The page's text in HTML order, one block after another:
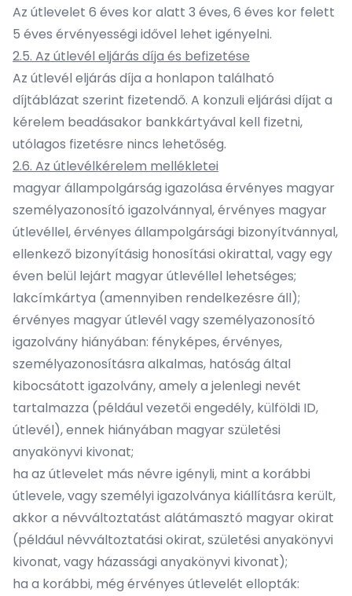
Az útlevelet 6 éves kor alatt 3 éves, 6 éves kor felett
5 éves érvényességi idővel lehet igényelni.
2.5. Az útlevél eljárás díja és befizetése
Az útlevél eljárás díja a honlapon található
díjtáblázat szerint fizetendő. A konzuli eljárási díjat a
kérelem beadásakor bankkártyával kell fizetni,
utólagos fizetésre nincs lehetőség.
2.6. Az útlevélkérelem mellékletei
magyar állampolgárság igazolása érvényes magyar
személyazonosító igazolvánnyal, érvényes magyar
útlevéllel, érvényes állampolgársági bizonyítvánnyal,
ellenkező bizonyításig honosítási okirattal, vagy egy
éven belül lejárt magyar útlevéllel lehetséges;
lakcímkártya (amennyiben rendelkezésre áll);
érvényes magyar útlevél vagy személyazonosító
igazolvány hiányában: fényképes, érvényes,
személyazonosításra alkalmas, hatóság által
kibocsátott igazolvány, amely a jelenlegi nevét
tartalmazza (például vezetői engedély, külföldi ID,
útlevél), ennek hiányában magyar születési
anyakönyvi kivonat;
ha az útlevelet más névre igényli, mint a korábbi
útlevele, vagy személyi igazolványa kiállításra került,
akkor a névváltoztatást alátámasztó magyar okirat
(például névváltoztatási okirat, születési anyakönyvi
kivonat, vagy házassági anyakönyvi kivonat);
ha a korábbi, még érvényes útlevelét ellopták: